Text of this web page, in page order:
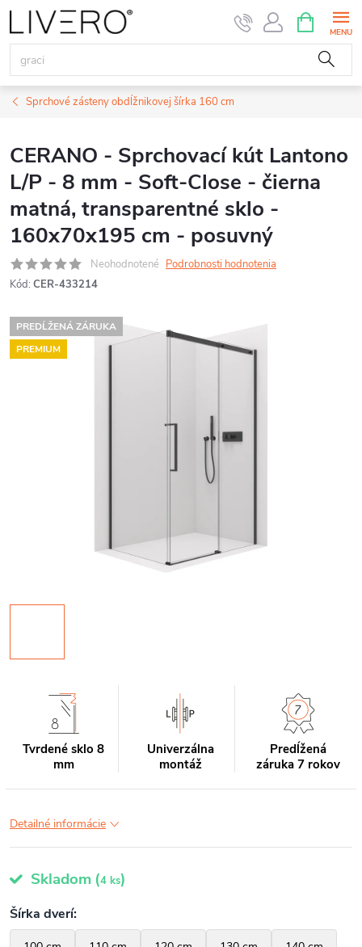
Prejsť
na
obsah
KOŠÍK
Sprchové zásteny obdĺžnikovej šírka 160 cm
CERANO - Sprchovací kút Lantono
L/P - 8 mm - Soft-Close - čierna
matná, transparentné sklo -
160x70x195 cm - posuvný
Neohodnotené Podrobnosti hodnotenia
Kód: CER-433214
PREDĹŽENÁ ZÁRUKA
PREMIUM
Tvrdené sklo 8
mm
Univerzálna
montáž
Predĺžená
záruka 7 rokov
Detailné informácie
Skladom (4 ks)